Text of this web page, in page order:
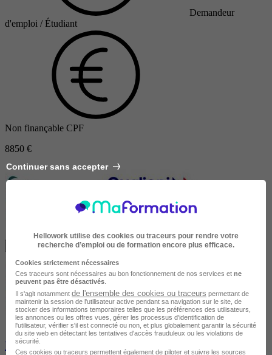
Demandeur
d'emploi / Étudiant
Non finançable CPF
8850 €
Je m'informe gratuitement
BPJEPS mention éducateur sportif option Activités
Continuer sans accepter
Hellowork utilise des cookies ou traceurs pour rendre votre
recherche d’emploi ou de formation encore plus efficace.
Cookies strictement nécessaires
Ces traceurs sont nécessaires au bon fonctionnement de nos services et ne
peuvent pas être désactivés
Il s'agit notamment de l'ensemble des cookies ou traceurs permettant de
maintenir la session de l'utilisateur active pendant sa navigation sur le site, de
stocker des informations temporaires telles que les préférences des utilisateurs,
les annonces ou les offres vues, gérer les processus d'identification de
l'utilisateur, vérifier s'il est connecté ou non, et plus globalement garantir la sécurité
du site web en détectant les tentatives d'accès frauduleux ou les violations de
sécurité.
Ces cookies ou traceurs permettent également de piloter et suivre les sources